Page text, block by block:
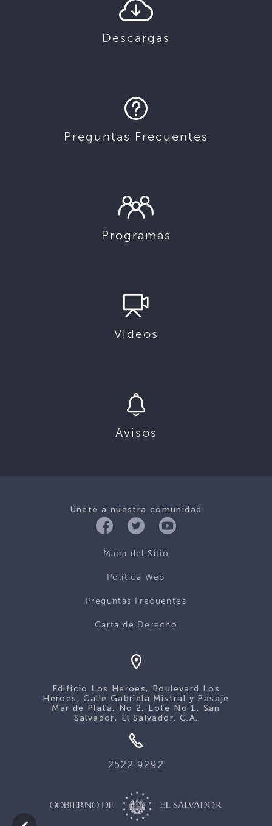
Descargas
Preguntas Frecuentes
Programas
Videos
Avisos
Únete a nuestra comunidad
Mapa del Sitio
Politica Web
Preguntas Frecuentes
Carta de Derecho
Edificio Los Heroes, Boulevard Los
Heroes, Calle Gabriela Mistral y Pasaje
Mar de Plata, No 2, Lote No 1, San
Salvador, El Salvador. C.A.
2522 9292